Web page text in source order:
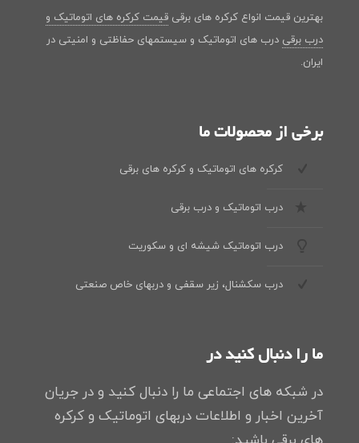
بهترین قیمت انواع کرکره های برقی قیمت کرکره های اتوماتیک و
درب برقی درب های اتوماتیک و سیستمهای حفاظتی و امنیتی در
ایران.
برخی از محصولات ما
کرکره های اتوماتیک و کرکره های برقی
درب اتوماتیک و درب برقی
درب اتوماتیک شیشه ای و سکوریت
درب سکشنال، زیر سقفی و دربهای خاص صنعتی
ما را دنبال کنید در
در شبکه های اجتماعی ما را دنبال کنید و در جریان
آخرین اخبار و اطلاعات دربهای اتوماتیک و کرکره